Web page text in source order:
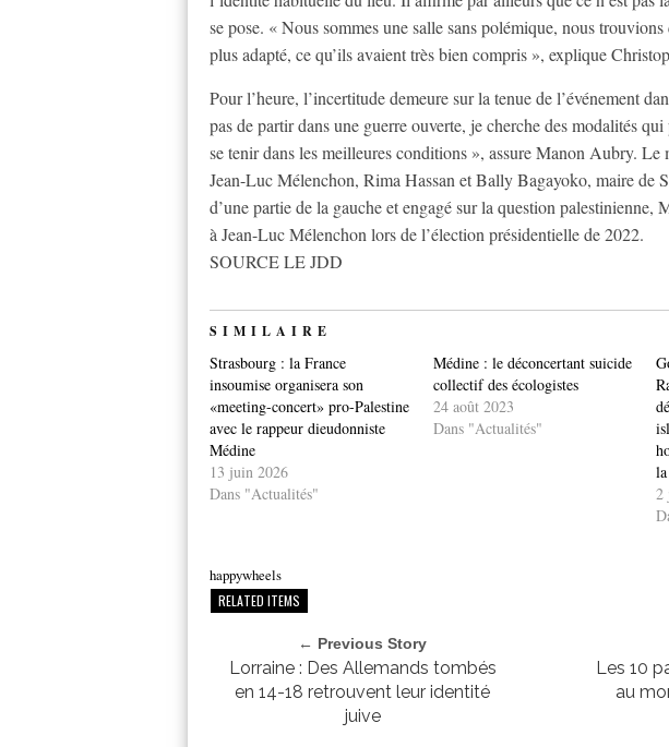
se pose. « Nous sommes une salle sans polémique, nous
plus adapté, ce qu’ils avaient très bien compris », explique
Pour l’heure, l’incertitude demeure sur la tenue de l’événement
pas de partir dans une guerre ouverte, je cherche des modalités
se tenir dans les meilleures conditions », assure Manon Aubry.
Jean-Luc Mélenchon, Rima Hassan et Bally Bagayoko, maire de
d’une partie de la gauche et engagé sur la question palestinienne,
à Jean-Luc Mélenchon lors de l’élection présidentielle de 2022.
SOURCE LE JDD
SIMILAIRE
Strasbourg : la France
insoumise organisera son
«meeting-concert» pro-Palestine
avec le rappeur dieudonniste
Médine
13 juin 2026
Dans "Actualités"
Médine : le déconcertant suicide
collectif des écologistes
24 août 2023
Dans "Actualités"
2
happywheels
RELATED ITEMS
← Previous Story
Lorraine : Des Allemands tombés
en 14-18 retrouvent leur identité
juive
Les 10
au